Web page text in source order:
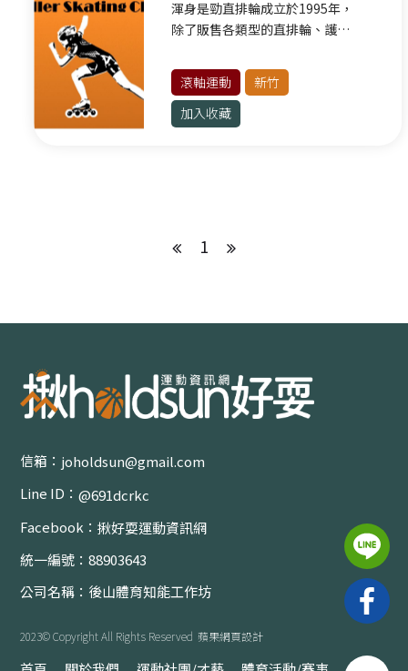
健身有氧
水上運動
滾軸運動
滾軸運動
基隆其他運動
桃園
球類運動
格鬥運動
滾軸運動
渾身是勁直排輪成立於1995年，
除了販售各類型的直排輪、護具
直排輪教學，即從購鞋、維修到
教學的整合性服務。
滾軸運動
新竹
加入收藏
1
信箱： joholdsun@gmail.com
Line ID：@691dcrkc
Facebook：揪好耍運動資訊網
統一編號：88903643
公司名稱： 後山體育知能工作坊
2023© Copyright All Rights Reserved 蘋果網頁設計